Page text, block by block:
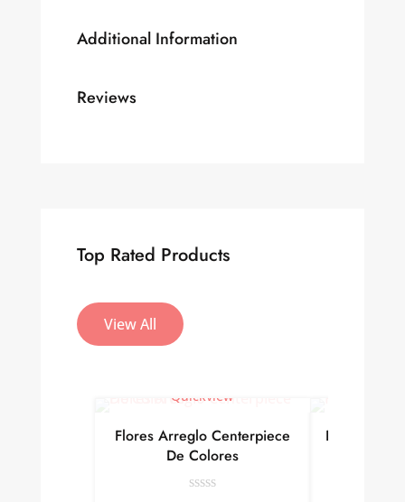
Additional Information
Reviews
Top Rated Products
View All
Quickview
Flores Arreglo Centerpiece
De Colores
Ramo 12